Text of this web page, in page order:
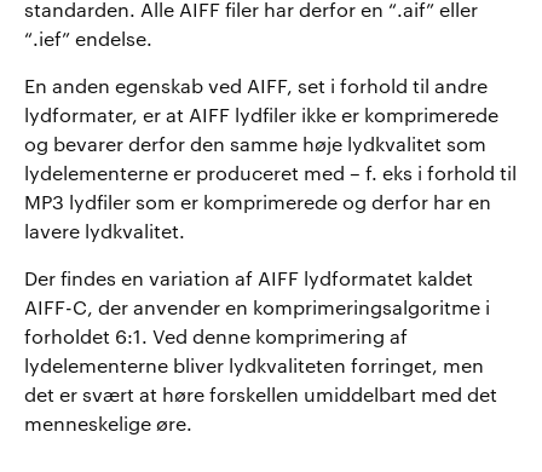
standarden. Alle AIFF filer har derfor en “.aif” eller
“.ief” endelse.
En anden egenskab ved AIFF, set i forhold til andre
lydformater, er at AIFF lydfiler ikke er komprimerede
og bevarer derfor den samme høje lydkvalitet som
lydelementerne er produceret med – f. eks i forhold til
MP3 lydfiler som er komprimerede og derfor har en
lavere lydkvalitet.
Der findes en variation af AIFF lydformatet kaldet
AIFF-C, der anvender en komprimeringsalgoritme i
forholdet 6:1. Ved denne komprimering af
lydelementerne bliver lydkvaliteten forringet, men
det er svært at høre forskellen umiddelbart med det
menneskelige øre.